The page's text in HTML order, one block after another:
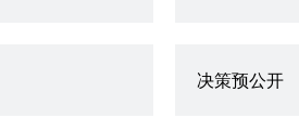
决策预公开